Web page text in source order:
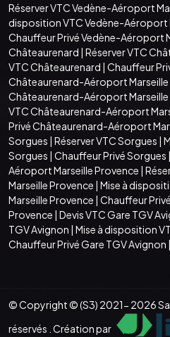
Réserver VTC Vedène-Aéroport
disposition VTC Vedène-Aéroport
Chauffeur Privé Vedène-Aéroport
Châteaurenard | Réserver VTC
VTC Châteaurenard | Chauffeur
Châteaurenard-Aéroport Marseille
Châteaurenard-Aéroport Marseille
VTC Châteaurenard-Aéroport
Privé Châteaurenard-Aéroport
Sorgues | Réserver VTC Sorgues |
Sorgues | Chauffeur Privé Sorgues |
Aéroport Marseille Provence |
Marseille Provence | Mise à
Marseille Provence | Chauffeur
Provence | Devis VTC Gare TGV
TGV Avignon | Mise à disposition
Chauffeur Privé Gare TGV Avignon |
© Copyright © (S3) 2021- 2026
réservés . Création par